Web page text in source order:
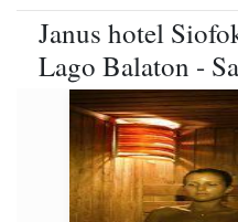
Janus hotel
Lago Balaton -